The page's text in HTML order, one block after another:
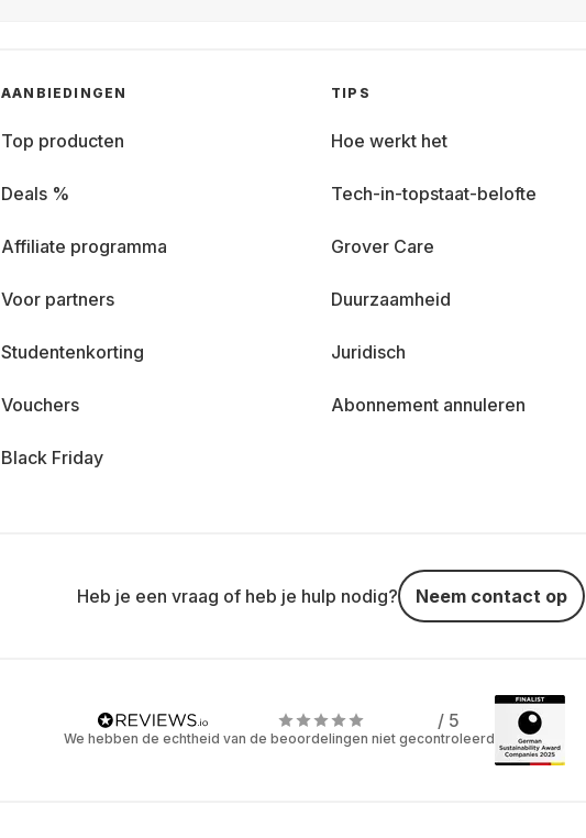
AANBIEDINGEN
Top producten
Deals %
Affiliate programma
Voor partners
Studentenkorting
Vouchers
Black Friday
TIPS
Hoe werkt het
Tech-in-topstaat-belofte
Grover Care
Duurzaamheid
Juridisch
Abonnement annuleren
Heb je een vraag of heb je hulp nodig? Neem contact op
/ 5
We hebben de echtheid van de beoordelingen niet gecontroleerd